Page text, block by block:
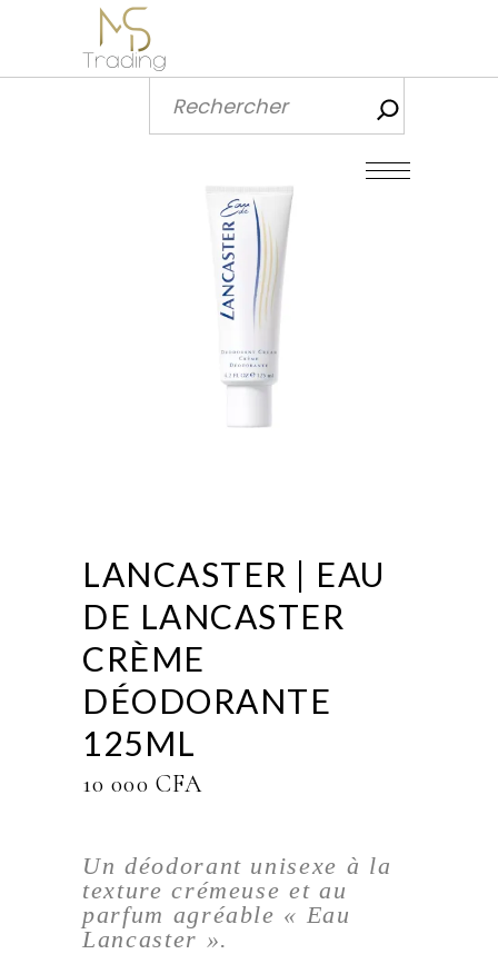
LANCASTER | EAU
DE LANCASTER
CRÈME
DÉODORANTE
125ML
10 000 CFA
Un déodorant unisexe à la
texture crémeuse et au
parfum agréable « Eau
Lancaster ».